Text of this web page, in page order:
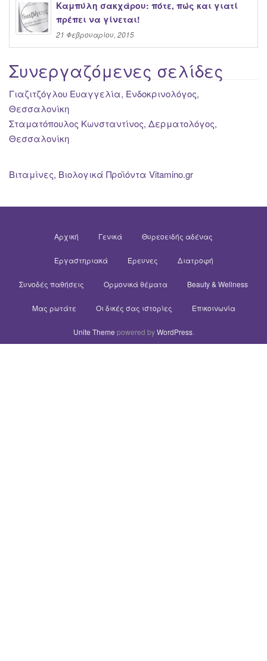
Καμπύλη σακχάρου: πότε, πώς και γιατί
πρέπει να γίνεται!
21 Φεβρουαρίου, 2015
Συνεργαζόμενες σελίδες
Γιαζιτζόγλου Ευαγγελία, Ενδοκρινολόγος,
Θεσσαλονίκη
Σταματόπουλος Κωνσταντίνος, Δερματολόγος,
Θεσσαλονίκη
Βιταμίνες, Βιολογικά Προϊόντα Vitamino.gr
Αρχική Γενικά Θυρεοειδής αδένας
Εργαστηριακά Έρευνες Διατροφή
Συνοδές παθήσεις Ορμονικά θέματα Beauty & Wellness
Μας ρωτάτε Οι δικές σας ιστορίες Επικοινωνία
Unite Theme powered byWordPress.